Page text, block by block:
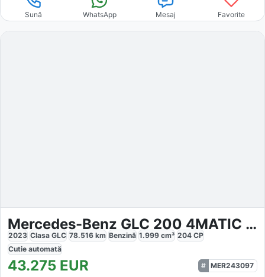
Sună WhatsApp Mesaj Favorite
Mercedes-Benz GLC 200 4MATIC AMG
2023 Clasa GLC 78.516 km Benzină 1.999 cm³ 204 CP
Cutie automată
43.275 EUR
MER243097